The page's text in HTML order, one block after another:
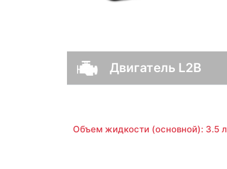
Двигатель L2B
Объем жидкости (основной): 3.5 л